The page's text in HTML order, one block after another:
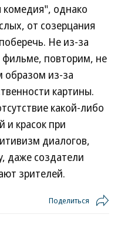
комедия", однако
от созерцания
Не из-за
повторим, не
образом из-за
картины.
какой-либо
красок при
диалогов,
даже создатели
зрителей.
Поделиться